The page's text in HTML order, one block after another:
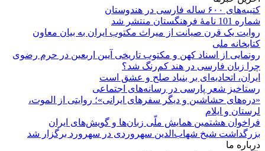
کتیبه‌های ۶۰۰ ساله فارسی در هندوستان
شماره 101 نامۀ فرهنگستان منتشر شد
روایت یک قرن صیانت از میراث مکتوب ایران به بیان معاون
کتابخانه ملی
رونمایی از اسناد کهن و مکتوب تاریخی آیین اربعین در حرم رضوی
چرا زبان فارسی در هند کم‌رنگ شد؟
ایران، اتحادیه‌ای بر بنیاد صلح و عشق است
رستاخیز شعر پارسی در رسانه‌های اجتماعی
«دره‌های حشاشین و دیگر سفرهای ایرانی»؛ روایتی از الموت،
لرستان و ایلام
فراخوان هشتمین همایش ملّی زبان‌ها و گویش‌های ایران
بزرگداشت شیخ شهاب‌الدین سهروردی در سهرورد برگزار شد
درباره ما